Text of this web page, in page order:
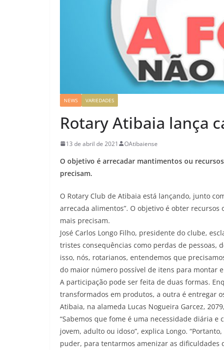
NEWS VARIEDADES
Rotary Atibaia lança
13 de abril de 2021 OAtibaiense
O objetivo é arrecadar mantimentos ou
precisam.
O Rotary Club de Atibaia está lançando, junto
arrecada alimentos”. O objetivo é obter
mais precisam.
José Carlos Longo Filho, presidente do clube,
tristes consequências como perdas de pessoas,
isso, nós, rotarianos, entendemos que
do maior número possível de itens para montar
A participação pode ser feita de duas formas.
transformados em produtos, a outra é entregar
Atibaia, na alameda Lucas Nogueira Garcez,
“Sabemos que fome é uma necessidade diária
jovem, adulto ou idoso”, explica Longo.
puder, para tentarmos amenizar as dificuldades